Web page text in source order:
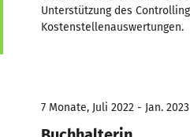
Unterstützung des
Kostenstellenauswertungen.
7 Monate, Juli 2022 - Jan. 2023